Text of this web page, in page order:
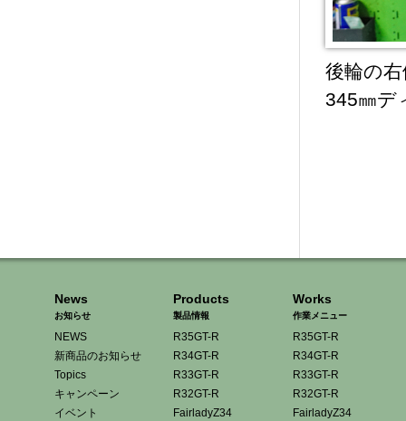
後輪の
345㎜デ
News
お知らせ
NEWS
新商品のお知らせ
Topics
キャンペーン
イベント
Products
製品情報
R35GT-R
R34GT-R
R33GT-R
R32GT-R
FairladyZ34
Works
作業メニュー
R35GT-R
R34GT-R
R33GT-R
R32GT-R
FairladyZ34